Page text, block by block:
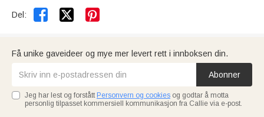
Del:  
Få unike gaveideer og mye mer levert rett i innboksen din.
Abonner
Jeg har lest og forstått Personvern og cookies og godtar å motta
personlig tilpasset kommersiell kommunikasjon fra Callie via e-post.